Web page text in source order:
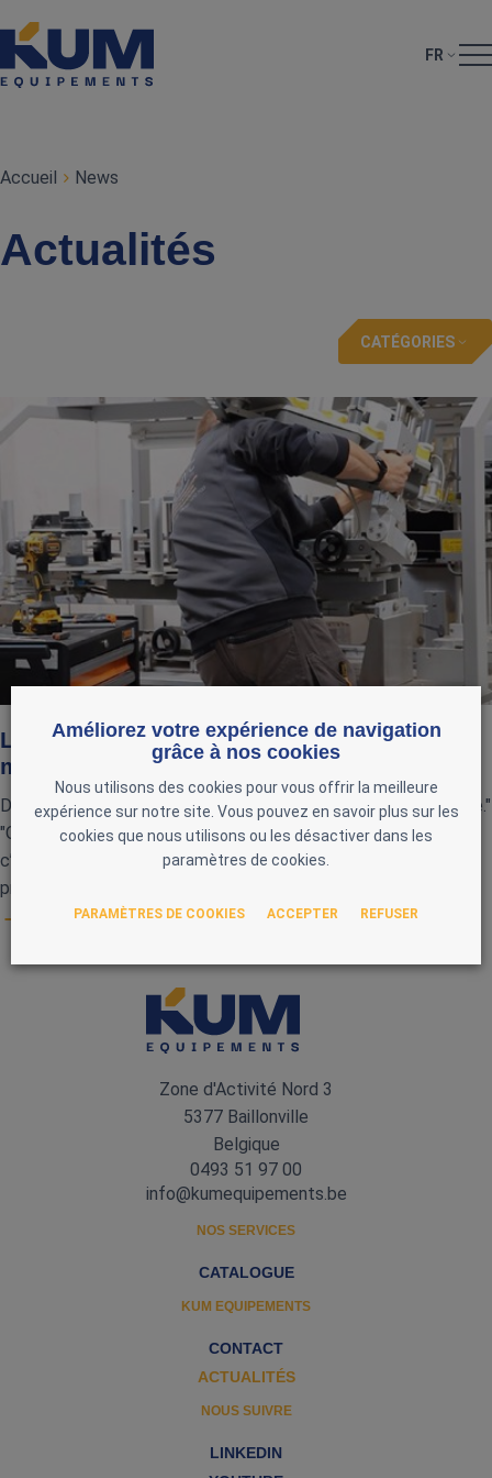
FR
Accueil News
Actualités
CATÉGORIES
L’occasion industrielle : fiable… si elle est
maitrisée
Dans l’industrie, l’idée revient souvent : "L’occasion, c’est risqué."
"On ne sait jamais sur quoi on tombe." "Une machine d’occasion,
c’est un pari." En réalité, ce n’est pas la machine qui pose
problème...
Zone d'Activité Nord 3
5377 Baillonville
Belgique
0493 51 97 00
info@kumequipements.be
NOS SERVICES
CATALOGUE
KUM EQUIPEMENTS
CONTACT
ACTUALITÉS
NOUS SUIVRE
LINKEDIN
Améliorez votre expérience de navigation
grâce à nos cookies
Nous utilisons des cookies pour vous offrir la meilleure
expérience sur notre site. Vous pouvez en savoir plus sur les
cookies que nous utilisons ou les désactiver dans les
paramètres de cookies.
PARAMÈTRES DE COOKIES ACCEPTER REFUSER